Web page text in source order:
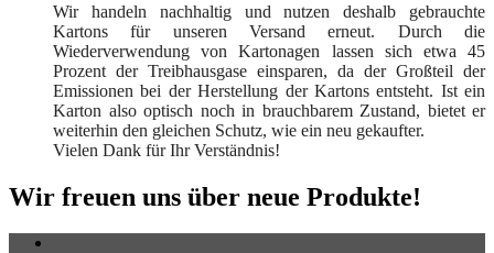
Wir handeln nachhaltig und nutzen deshalb gebrauchte
Kartons für unseren Versand erneut. Durch die
Wiederverwendung von Kartonagen lassen sich etwa 45
Prozent der Treibhausgase einsparen, da der Großteil der
Emissionen bei der Herstellung der Kartons entsteht. Ist ein
Karton also optisch noch in brauchbarem Zustand, bietet er
weiterhin den gleichen Schutz, wie ein neu gekaufter.
Vielen Dank für Ihr Verständnis!
Wir freuen uns über neue Produkte!